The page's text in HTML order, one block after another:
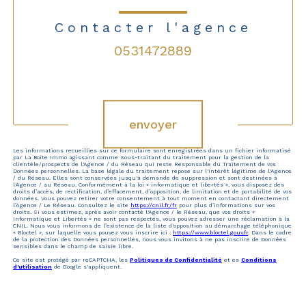
Contacter l'agence
0531472889
envoyer
Les informations recueillies sur ce formulaire sont enregistrées dans un fichier informatisé
par La Boite Immo agissant comme Sous-traitant du traitement pour la gestion de la
clientèle/prospects de l'Agence / du Réseau qui reste Responsable du Traitement de vos
Données personnelles. La base légale du traitement repose sur l'intérêt légitime de l'Agence
/ du Réseau. Elles sont conservées jusqu'à demande de suppression et sont destinées à
l'Agence / au Réseau. Conformément à la loi « informatique et libertés », vous disposez des
droits d’accès, de rectification, d’effacement, d’opposition, de limitation et de portabilité de vos
données. Vous pouvez retirer votre consentement à tout moment en contactant directement
l’Agence / Le Réseau. Consultez le site https://cnil.fr/fr pour plus d’informations sur vos
droits. Si vous estimez, après avoir contacté l'Agence / le Réseau, que vos droits «
Informatique et Libertés » ne sont pas respectés, vous pouvez adresser une réclamation à la
CNIL. Nous vous informons de l’existence de la liste d'opposition au démarchage téléphonique
« Bloctel », sur laquelle vous pouvez vous inscrire ici : https://www.bloctel.gouv.fr. Dans le cadre
de la protection des Données personnelles, nous vous invitons à ne pas inscrire de Données
sensibles dans le champ de saisie libre.
Ce site est protégé par reCAPTCHA, les Politiques de Confidentialité et es Conditions
d'utilisation de Google s'appliquent.